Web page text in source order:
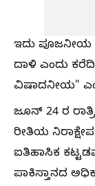
ಇದು ಪೂಜನೀಯ
ದಾಳಿ ಎಂದು
ವಿಷಾದನೀಯ"
ಜೂನ್ 24 ರ
ರೀತಿಯ
ಐತಿಹಾಸಿಕ
ಪಾಕಿಸ್ತಾನದ